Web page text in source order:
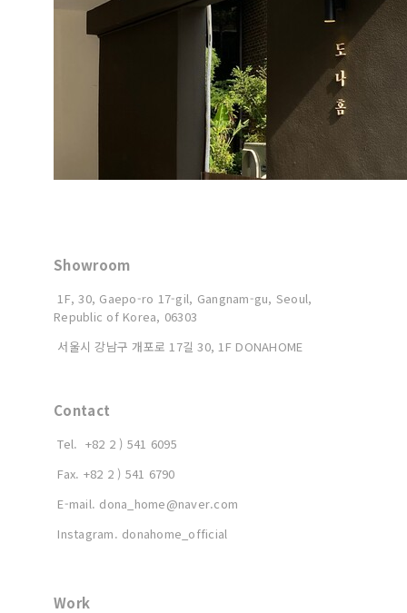
Showroom
1F, 30, Gaepo-ro 17-gil, Gangnam-gu, Seoul,
Republic of Korea, 06303
서울시 강남구개포로 17길 30, 1F DONAHOME
Contact
Tel. +82 2 ) 541 6095
Fax. +82 2 ) 541 6790
E-mail. dona_home@naver.com
Instagram. donahome_official
Work